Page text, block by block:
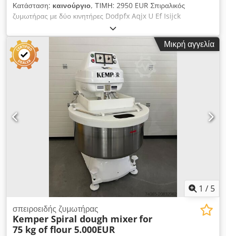
Κατάσταση: καινούργιο, ΤΙΜΗ: 2950 EUR Σπιραλικός
ζυμωτήρας με δύο κινητήρες Dodpfx Aqjx U Ef Isijck
Χωρητικότητα κάδου: 80 λίτρα Οι σπιραλικοί ζυμωτήρες
προορίζονται για επαγγελματική χρήση στον τομέα της
αρτοποιίας και της εστίασης Χρησιμοποιούνται για την
παρασκευή βασικής ζύμης, αλλά μπορούν επίσης να
χρησιμοποιηθούν και για άλλους τύπους προϊόντων,
αντικαθιστώντας τη χειροκίνητη εργασία με ένα μηχανικό
σύστημα Με αυτόν τον τρόπο, είναι δυνατή η συνεχής
παραγωγή μεγαλύτερων ποσοτήτων ζύμης Αποτελούνται από
δοχείο για τα υλικά και σπιραλική εργαλειομηχανή (εργαλείο
ανάμιξης) Διαστάσεις: 980x580x1120mm Χωρητικότητα μπολ:
80 λίτρα Ηλεκτρική ισχύς: 4,5kW Τάση: 380V 50Hz Ταχύτητα
ανάμιξης: 110/220 στροφές/λεπτό Μέγιστη ικανότητα
ζυμώματος: 28kg Βάρος: 190kg
Μικρή αγγελία
1 / 5
σπειροειδής ζυμωτήρας
Kemper Spiral dough mixerfor
75 kg of flour 5.000EUR